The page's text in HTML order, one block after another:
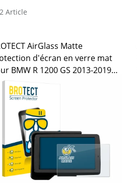
Article
AirGlass Matte
d'écran en verre mat
BMW R 1200 GS 2013-2019
V 5"